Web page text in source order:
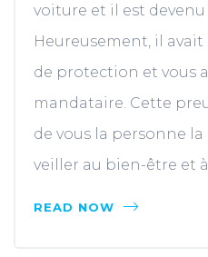
voiture et il est
Heureusement, il
de protection et vous
mandataire. Cette
de vous la personne
veiller au bien-être et
READ NOW